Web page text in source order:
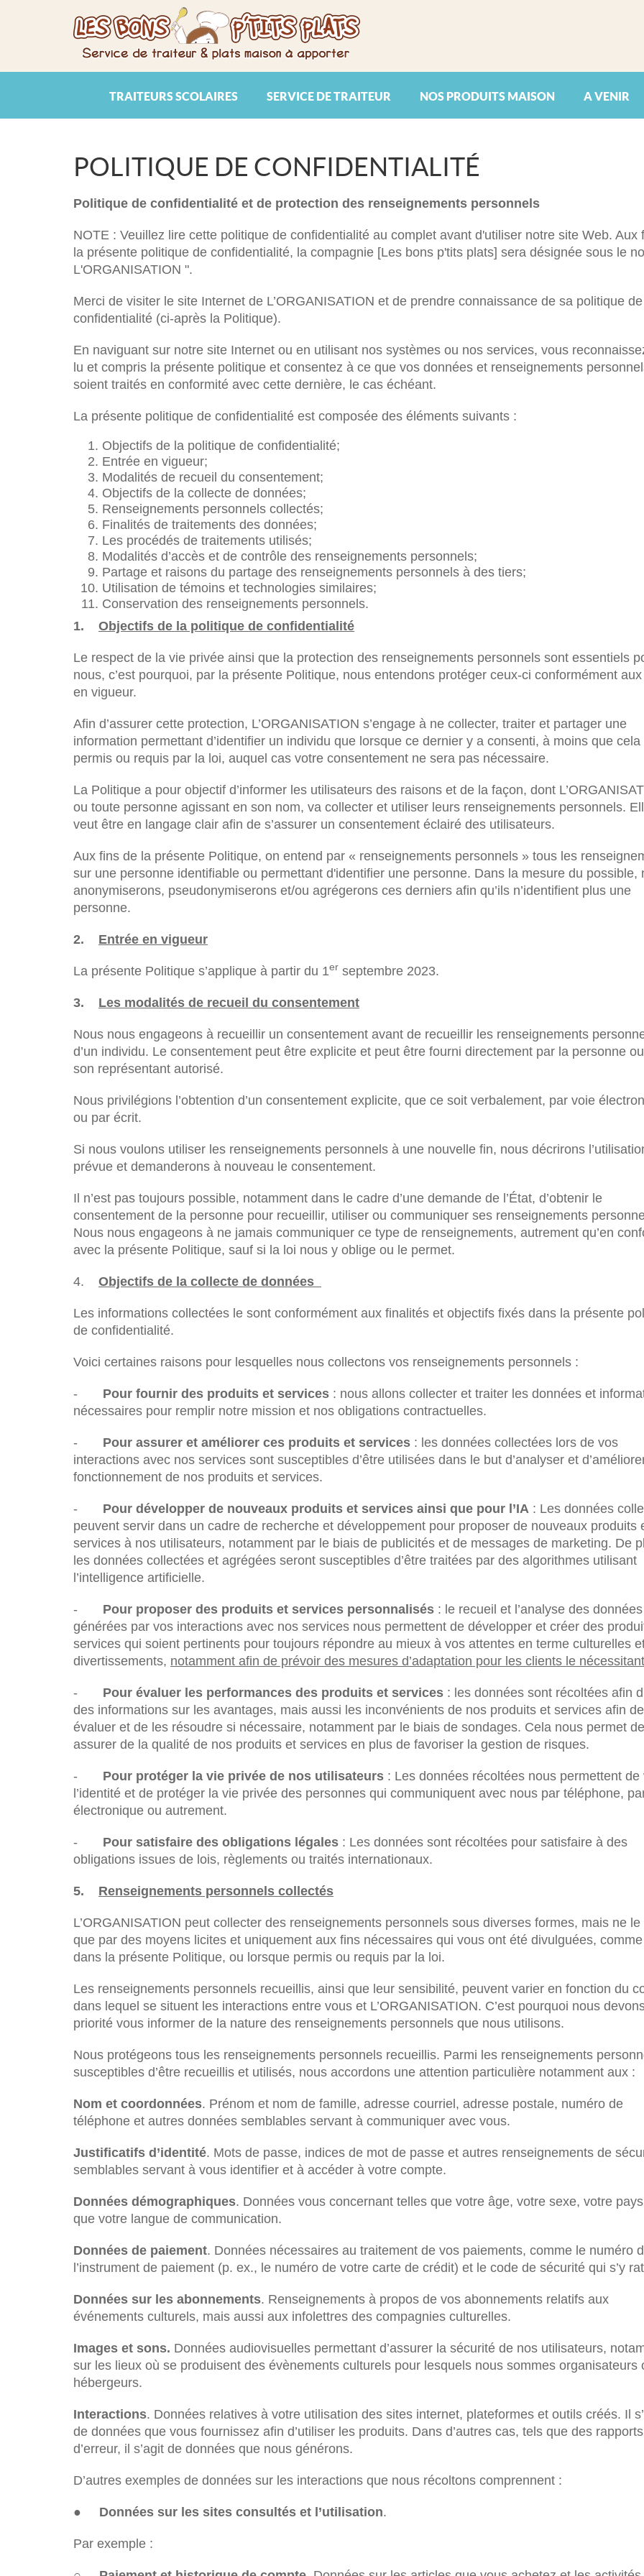
TRAITEURS SCOLAIRES SERVICE DE TRAITEUR NOS PRODUITS MAISON A VENIR
POLITIQUE DE CONFIDENTIALITÉ
Politique de confidentialité et de protection des renseignements personnels
NOTE : Veuillez lire cette politique de confidentialité au complet avant d'utiliser notre site Web. Aux
la présente politique de confidentialité, la compagnie [Les bons p'tits plats] sera désignée sous le
L'ORGANISATION ".
Merci de visiter le site Internet de L’ORGANISATION et de prendre connaissance de sa politique de
confidentialité (ci-après la Politique).
En naviguant sur notre site Internet ou en utilisant nos systèmes ou nos services, vous
lu et compris la présente politique et consentez à ce que vos données et renseignements
soient traités en conformité avec cette dernière, le cas échéant.
La présente politique de confidentialité est composée des éléments suivants :
Objectifs de la politique de confidentialité;
Entrée en vigueur;
Modalités de recueil du consentement;
Objectifs de la collecte de données;
Renseignements personnels collectés;
Finalités de traitements des données;
Les procédés de traitements utilisés;
Modalités d’accès et de contrôle des renseignements personnels;
Partage et raisons du partage des renseignements personnels à des tiers;
Utilisation de témoins et technologies similaires;
Conservation des renseignements personnels.
1. Objectifs de la politique de confidentialité
Le respect de la vie privée ainsi que la protection des renseignements personnels sont essentiels
nous, c’est pourquoi, par la présente Politique, nous entendons protéger ceux-ci conformément
en vigueur.
Afin d’assurer cette protection, L’ORGANISATION s’engage à ne collecter, traiter et partager une
information permettant d’identifier un individu que lorsque ce dernier y a consenti, à moins que cela
permis ou requis par la loi, auquel cas votre consentement ne sera pas nécessaire.
La Politique a pour objectif d’informer les utilisateurs des raisons et de la façon, dont
ou toute personne agissant en son nom, va collecter et utiliser leurs renseignements personnels.
veut être en langage clair afin de s’assurer un consentement éclairé des utilisateurs.
Aux fins de la présente Politique, on entend par « renseignements personnels » tous les
sur une personne identifiable ou permettant d'identifier une personne. Dans la mesure du possible,
anonymiserons, pseudonymiserons et/ou agrégerons ces derniers afin qu’ils n’identifient plus une
personne.
2. Entrée en vigueur
La présente Politique s’applique à partir du 1er septembre 2023.
3. Les modalités de recueil du consentement
Nous nous engageons à recueillir un consentement avant de recueillir les renseignements
d’un individu. Le consentement peut être explicite et peut être fourni directement par la personne
son représentant autorisé.
Nous privilégions l’obtention d’un consentement explicite, que ce soit verbalement, par voie
ou par écrit.
Si nous voulons utiliser les renseignements personnels à une nouvelle fin, nous décrirons
prévue et demanderons à nouveau le consentement.
Il n’est pas toujours possible, notamment dans le cadre d’une demande de l’État, d’obtenir le
consentement de la personne pour recueillir, utiliser ou communiquer ses renseignements
Nous nous engageons à ne jamais communiquer ce type de renseignements, autrement qu’en
avec la présente Politique, sauf si la loi nous y oblige ou le permet.
4. Objectifs de la collecte de données
Les informations collectées le sont conformément aux finalités et objectifs fixés dans la présente
de confidentialité.
Voici certaines raisons pour lesquelles nous collectons vos renseignements personnels :
- Pour fournir des produits et services : nous allons collecter et traiter les données et
nécessaires pour remplir notre mission et nos obligations contractuelles.
- Pour assurer et améliorer ces produits et services : les données collectées lors de vos
interactions avec nos services sont susceptibles d’être utilisées dans le but d’analyser et
fonctionnement de nos produits et services.
- Pour développer de nouveaux produits et services ainsi que pour l’IA : Les données
peuvent servir dans un cadre de recherche et développement pour proposer de nouveaux produits
services à nos utilisateurs, notamment par le biais de publicités et de messages de marketing. De
les données collectées et agrégées seront susceptibles d’être traitées par des algorithmes utilisant
l’intelligence artificielle.
- Pour proposer des produits et services personnalisés : le recueil et l’analyse des données
générées par vos interactions avec nos services nous permettent de développer et créer des
services qui soient pertinents pour toujours répondre au mieux à vos attentes en terme culturelles
divertissements, notamment afin de prévoir des mesures d’adaptation pour les clients le
- Pour évaluer les performances des produits et services : les données sont récoltées afin
des informations sur les avantages, mais aussi les inconvénients de nos produits et services afin
évaluer et de les résoudre si nécessaire, notamment par le biais de sondages. Cela nous permet
assurer de la qualité de nos produits et services en plus de favoriser la gestion de risques.
- Pour protéger la vie privée de nos utilisateurs : Les données récoltées nous permettent de
l’identité et de protéger la vie privée des personnes qui communiquent avec nous par téléphone,
électronique ou autrement.
- Pour satisfaire des obligations légales : Les données sont récoltées pour satisfaire à des
obligations issues de lois, règlements ou traités internationaux.
5. Renseignements personnels collectés
L’ORGANISATION peut collecter des renseignements personnels sous diverses formes, mais ne le
que par des moyens licites et uniquement aux fins nécessaires qui vous ont été divulguées,
dans la présente Politique, ou lorsque permis ou requis par la loi.
Les renseignements personnels recueillis, ainsi que leur sensibilité, peuvent varier en fonction du
dans lequel se situent les interactions entre vous et L’ORGANISATION. C’est pourquoi nous
priorité vous informer de la nature des renseignements personnels que nous utilisons.
Nous protégeons tous les renseignements personnels recueillis. Parmi les renseignements
susceptibles d’être recueillis et utilisés, nous accordons une attention particulière notamment aux :
Nom et coordonnées. Prénom et nom de famille, adresse courriel, adresse postale, numéro de
téléphone et autres données semblables servant à communiquer avec vous.
Justificatifs d’identité. Mots de passe, indices de mot de passe et autres renseignements de
semblables servant à vous identifier et à accéder à votre compte.
Données démographiques. Données vous concernant telles que votre âge, votre sexe, votre
que votre langue de communication.
Données de paiement. Données nécessaires au traitement de vos paiements, comme le numéro
l’instrument de paiement (p. ex., le numéro de votre carte de crédit) et le code de sécurité qui s’y
Données sur les abonnements. Renseignements à propos de vos abonnements relatifs aux
événements culturels, mais aussi aux infolettres des compagnies culturelles.
Images et sons. Données audiovisuelles permettant d’assurer la sécurité de nos utilisateurs,
sur les lieux où se produisent des évènements culturels pour lesquels nous sommes organisateurs
hébergeurs.
Interactions. Données relatives à votre utilisation des sites internet, plateformes et outils créés. Il
de données que vous fournissez afin d’utiliser les produits. Dans d’autres cas, tels que des rapports
d’erreur, il s’agit de données que nous générons.
D’autres exemples de données sur les interactions que nous récoltons comprennent :
● Données sur les sites consultés et l’utilisation.
Par exemple :